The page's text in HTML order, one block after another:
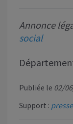
Annonce
social
Publiée le 02/
Support :